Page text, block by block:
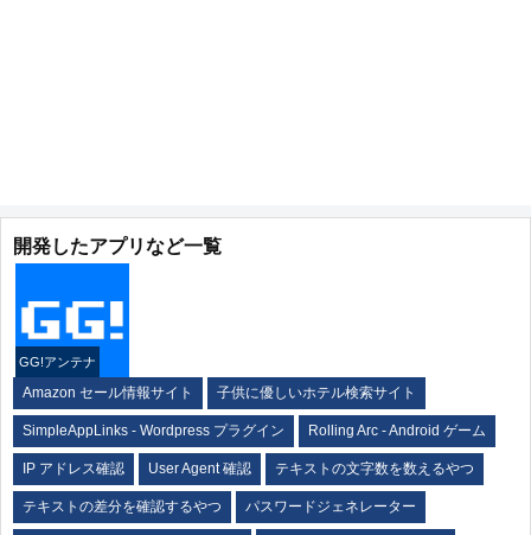
開発したアプリなど一覧
GG!アンテナ
Amazon セール情報サイト 子供に優しいホテル検索サイト
SimpleAppLinks - Wordpress プラグイン Rolling Arc - Android ゲーム
IP アドレス確認 User Agent 確認 テキストの文字数を数えるやつ
テキストの差分を確認するやつ パスワードジェネレーター